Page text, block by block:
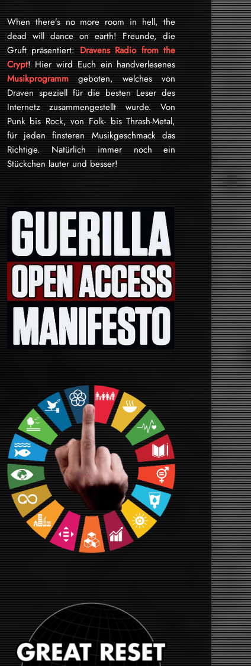
When there’s no more room in hell, the
dead will dance on earth! Freunde, die
Gruft präsentiert:Dravens Radio from the
Crypt! Hier wird Euch ein handverlesenes
Musikprogrammgeboten, welches von
Draven speziell für die besten Leser des
Internetz zu­sammen­ge­stellt wurde. Von
Punk bis Rock, von Folk- bis Thrash-Metal,
für je­den finsteren Mu­sik­ge­schmack das
Rich­tige. Natürlich immer noch ein
Stückchen lauter und besser!